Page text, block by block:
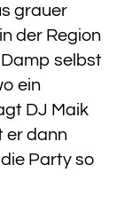
grauer
der Region
Damp selbst
ein
DJ Maik
er dann
Party so